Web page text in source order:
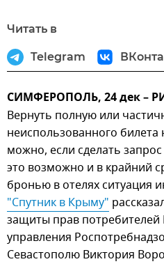
Читать в
Telegram
СИМФЕРОПОЛЬ, 24 дек –
Вернуть полную или
неиспользованного билета
можно, если сделать
это возможно и в крайний
бронью в отелях ситуация
"Спутник в Крыму"
защиты прав
управления
Севастополю Виктория